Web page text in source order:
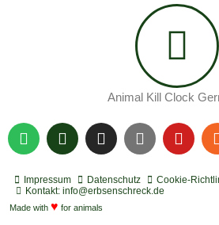
Animal Kill Clock
S
p
t
i
f
P
o
c
a
s
I
n
t
a
g
Y
o
t
u
Y
o
t
Impressum Datenschutz
Cookie-
Kontakt: info@erbsenschreck.de
Made with ♥ for animals